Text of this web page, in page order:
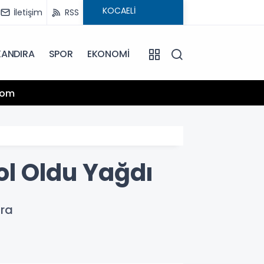
İletişim RSS
SPOR EKONOMİ
Oldu Yağdı